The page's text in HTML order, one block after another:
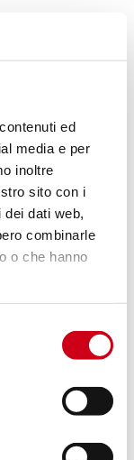
ed
media e per
inoltre
sito con i
dati web,
combinarle
o che hanno
PRODUIT
Compare
(installable
PRODUIT